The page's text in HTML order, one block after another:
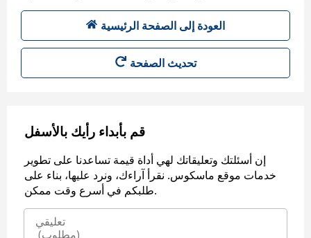
العودة إلى الصفحة الرئيسية
تحديث الصفحة
قم بأبداء رأيك بالأسفل
إن أسئلتك وتعليقاتك لهي أداة قيمة تساعدنا على تطوير
خدمات موقع ماسكوس. نقرأ آراءك، ونرد عليها، بناء على
طلبكم في أسرع وقت ممكن.